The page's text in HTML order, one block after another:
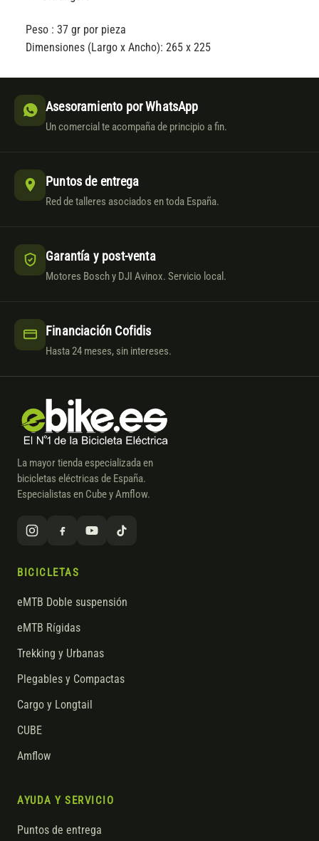
Peso : 37 gr por pieza
Dimensiones (Largo x Ancho): 265 x 225
Asesoramiento por WhatsApp
Un comercial te acompaña de principio a fin.
Puntos de entrega
Red de talleres asociados en toda España.
Garantía y post-venta
Motores Bosch y DJI Avinox. Servicio local.
Financiación Cofidis
Hasta 24 meses, sin intereses.
La mayor tienda especializada en
bicicletas eléctricas de España.
Especialistas en Cube y Amflow.
BICICLETAS
eMTB Doble suspensión
eMTB Rígidas
Trekking y Urbanas
Plegables y Compactas
Cargo y Longtail
CUBE
Amflow
AYUDA Y SERVICIO
Puntos de entrega